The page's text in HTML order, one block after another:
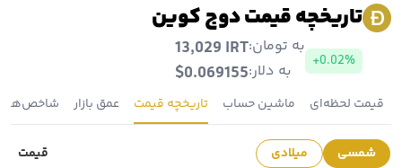
تاریخچه قیمت دوج کوین
+0.02%
به تومان:13,029 IRT
به دلار:$0.069155
قیمت لحظه‌ای ماشین حساب تاریخچه قیمت عمق بازار شاخص‌ها
شمسی میلادی قیمت